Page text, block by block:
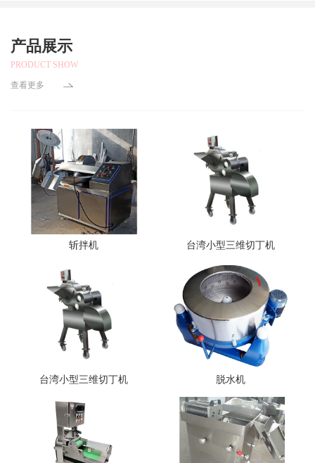
产品展示
PRODUCT SHOW
查看更多
斩拌机 台湾小型三维切丁机
台湾小型三维切丁机 脱水机